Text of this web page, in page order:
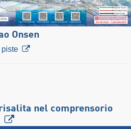
Onsen
nel comprensorio